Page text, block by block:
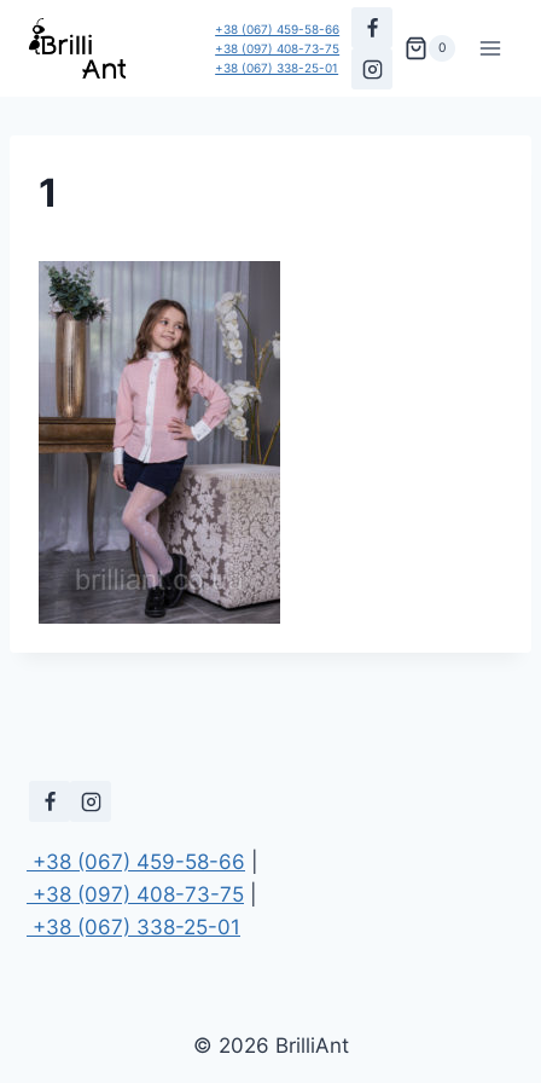
Перейти
+38 (067) 459-58-66
+38 (097) 408-73-75
+38 (067) 338-25-01
0
1
+38 (067) 459-58-66
+38 (097) 408-73-75
+38 (067) 338-25-01
© 2026 BrilliAnt